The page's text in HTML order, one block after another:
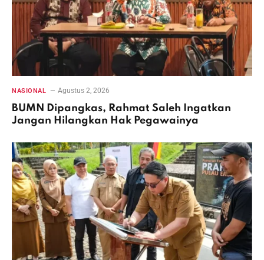
NASIONAL Agustus 2, 2026
BUMN Dipangkas, Rahmat Saleh Ingatkan
Jangan Hilangkan Hak Pegawainya